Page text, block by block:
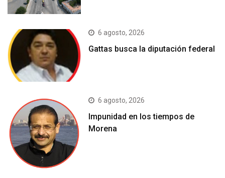
6 agosto, 2026
Gattas busca la diputación federal
6 agosto, 2026
Impunidad en los tiempos de
Morena